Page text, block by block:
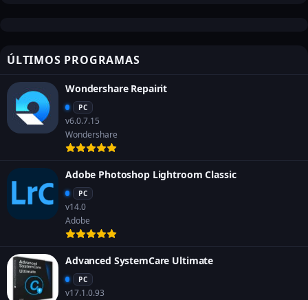
ÚLTIMOS PROGRAMAS
Wondershare Repairit
PC
v6.0.7.15
Wondershare
Adobe Photoshop Lightroom Classic
PC
v14.0
Adobe
Advanced SystemCare Ultimate
PC
v17.1.0.93